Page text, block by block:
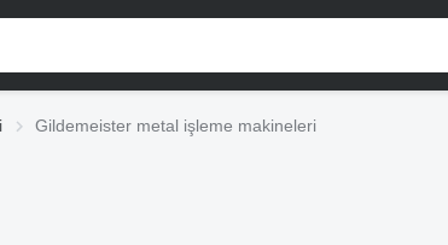
Gildemeister metal işleme makineleri